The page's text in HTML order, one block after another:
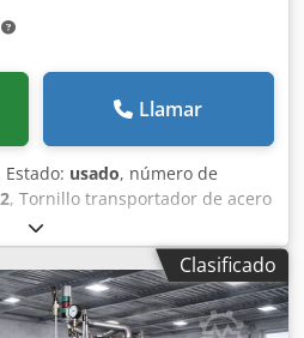
Llamar
Estado: usado, número de
, Tornillo transportador de acero
(fabricado con acero
Bruynooghe en 2003. Diámetro
aproximadamente 10.250
Apto para el procesamiento de
Clasificado